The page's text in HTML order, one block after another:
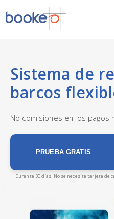
Sistema de
barcos
No comisiones en los pagos
PRUEBA GRATIS
Durante 30 días. No se necesita tarjeta de